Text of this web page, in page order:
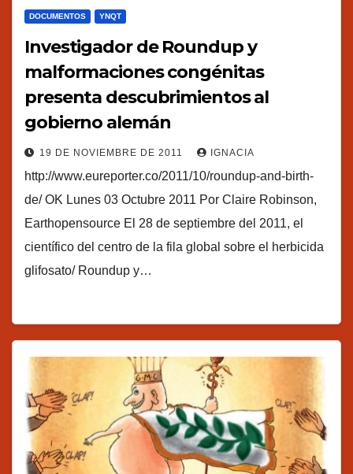
DOCUMENTOS YNQT
Investigador de Roundup y
malformaciones congénitas
presenta descubrimientos al
gobierno alemán
19 DE NOVIEMBRE DE 2011 IGNACIA
http://www.eureporter.co/2011/10/roundup-and-birth-
de/ OK Lunes 03 Octubre 2011 Por Claire Robinson,
Earthopensource El 28 de septiembre del 2011, el
científico del centro de la fila global sobre el herbicida
glifosato/ Roundup y…